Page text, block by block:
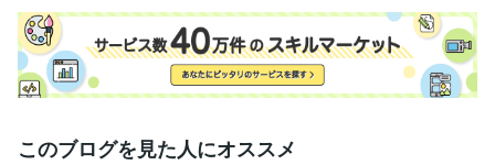
陸上自衛隊 2017年3月 ~ 2017年9月 2017年9月 ~ 2021年2月
個人事業主・フリーランス 2022年3月 ~ 現在
受賞歴
ココナラ2025年9月 初出品 ココナラ プラチナランク達成（WEBコー
績28件を達成しました
このブログを見た人にオススメ